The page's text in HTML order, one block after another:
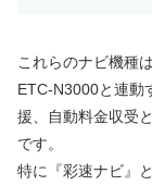
これらのナビ機種
ETC-N3000と連動
援、自動料金収受
です。
特に『彩速ナビ』